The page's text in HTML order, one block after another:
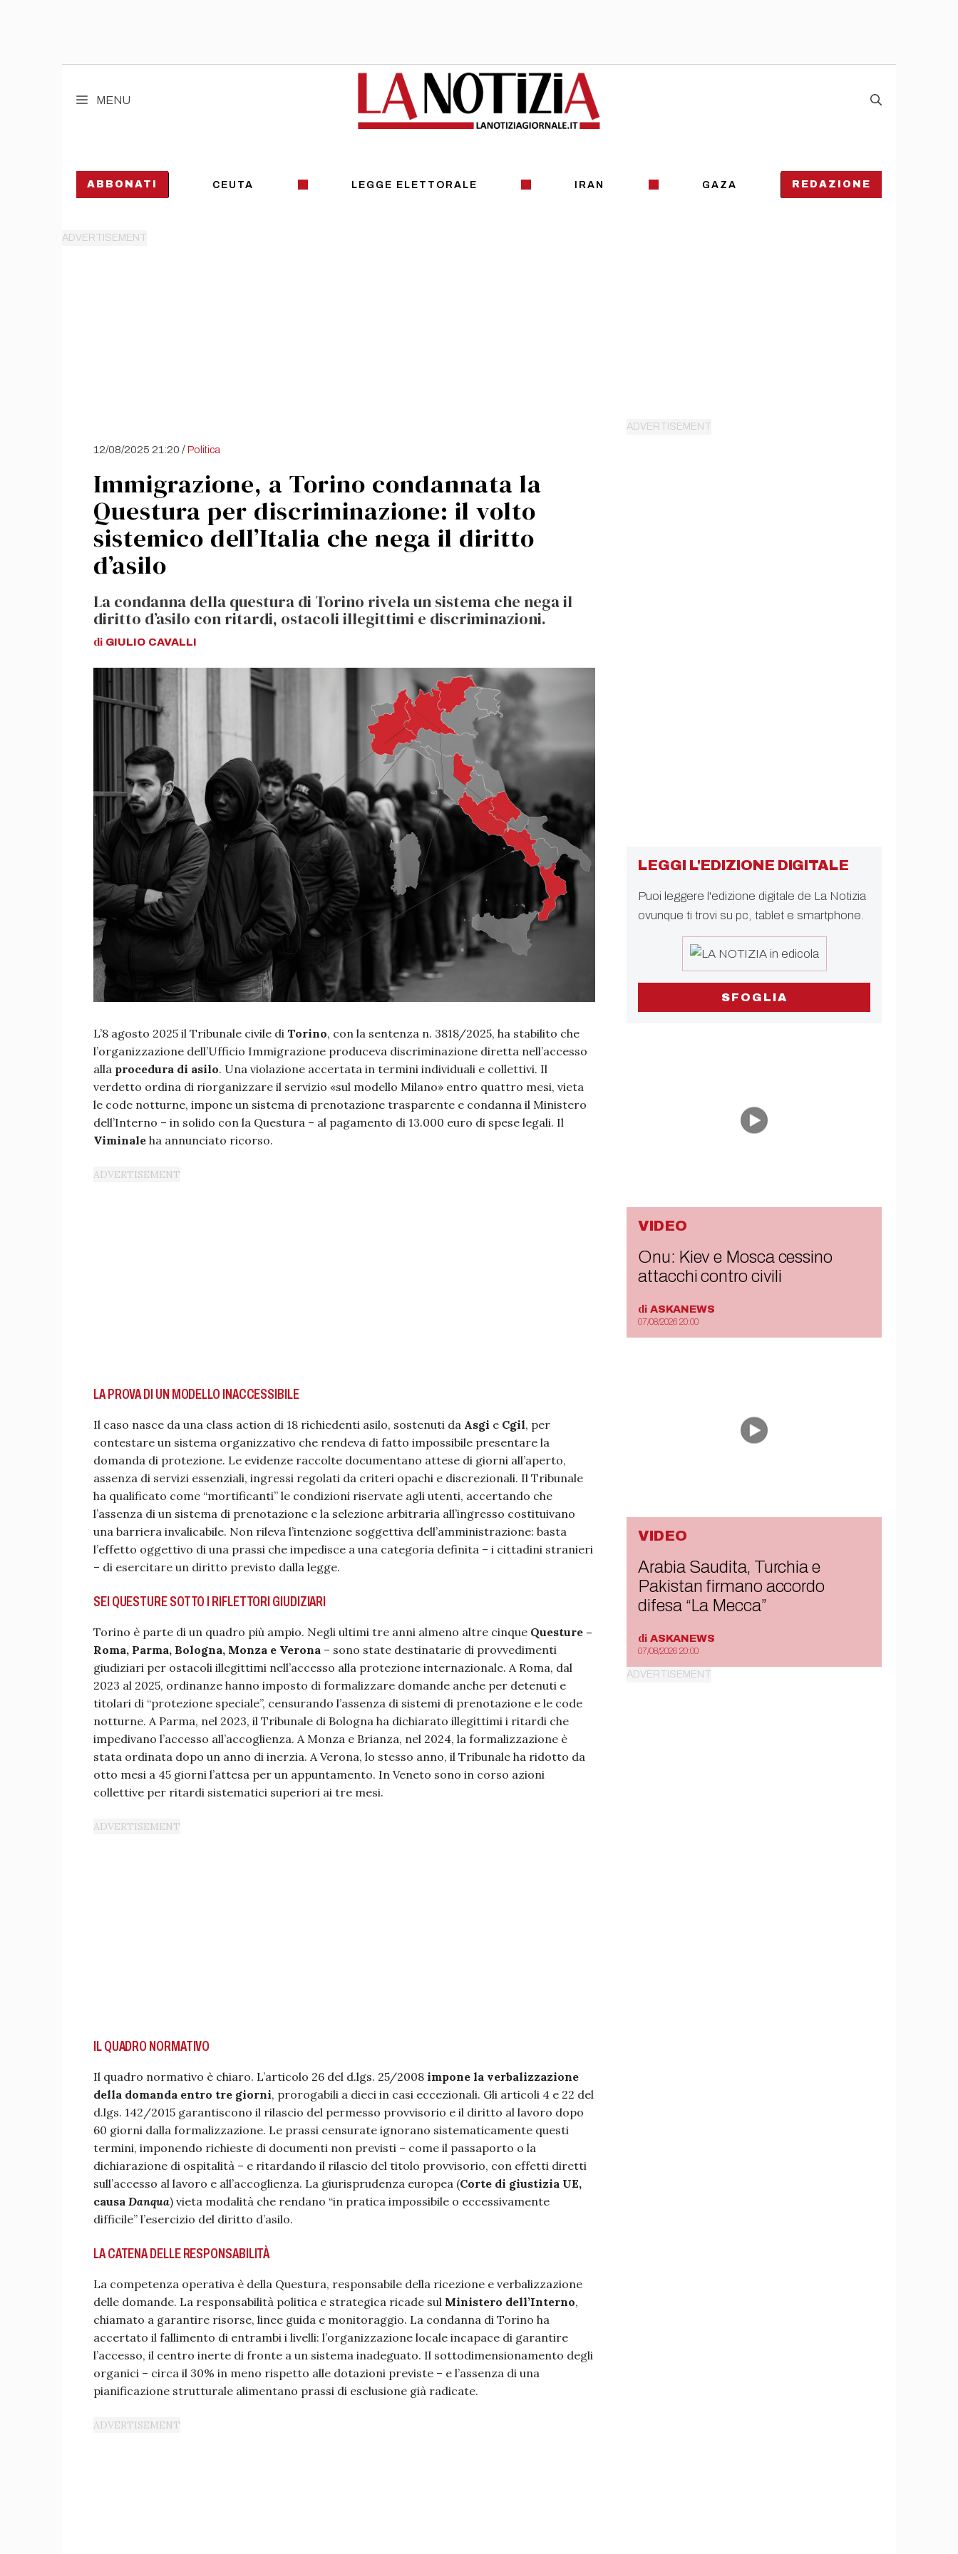
MENU
ABBONATI CEUTA LEGGE ELETTORALE IRAN GAZA REDAZIONE
12/08/2025 21:20 /Politica
Immigrazione, a Torino condannata la
Questura per discriminazione: il volto
sistemico dell’Italia che nega il diritto
d’asilo
La condanna della questura di Torino rivela un sistema che nega il
diritto d’asilo con ritardi, ostacoli illegittimi e discriminazioni.
di GIULIO CAVALLI
L’8 agosto 2025 il Tribunale civile di Torino, con la sentenza n. 3818/2025, ha stabilito che
l’organizzazione dell’Ufficio Immigrazione produceva discriminazione diretta nell’accesso
alla procedura di asilo. Una violazione accertata in termini individuali e collettivi. Il
verdetto ordina di riorganizzare il servizio «sul modello Milano» entro quattro mesi, vieta
le code notturne, impone un sistema di prenotazione trasparente e condanna il Ministero
dell’Interno – in solido con la Questura – al pagamento di 13.000 euro di spese legali. Il
Viminale ha annunciato ricorso.
LA PROVA DI UN MODELLO INACCESSIBILE
Il caso nasce da una class action di 18 richiedenti asilo, sostenuti da Asgi e Cgil, per
contestare un sistema organizzativo che rendeva di fatto impossibile presentare la
domanda di protezione. Le evidenze raccolte documentano attese di giorni all’aperto,
assenza di servizi essenziali, ingressi regolati da criteri opachi e discrezionali. Il Tribunale
ha qualificato come “mortificanti” le condizioni riservate agli utenti, accertando che
l’assenza di un sistema di prenotazione e la selezione arbitraria all’ingresso costituivano
una barriera invalicabile. Non rileva l’intenzione soggettiva dell’amministrazione: basta
l’effetto oggettivo di una prassi che impedisce a una categoria definita – i cittadini stranieri
– di esercitare un diritto previsto dalla legge.
SEI QUESTURE SOTTO I RIFLETTORI GIUDIZIARI
Torino è parte di un quadro più ampio. Negli ultimi tre anni almeno altre cinque Questure –
Roma, Parma, Bologna, Monza e Verona – sono state destinatarie di provvedimenti
giudiziari per ostacoli illegittimi nell’accesso alla protezione internazionale. A Roma, dal
2023 al 2025, ordinanze hanno imposto di formalizzare domande anche per detenuti e
titolari di “protezione speciale”, censurando l’assenza di sistemi di prenotazione e le code
notturne. A Parma, nel 2023, il Tribunale di Bologna ha dichiarato illegittimi i ritardi che
impedivano l’accesso all’accoglienza. A Monza e Brianza, nel 2024, la formalizzazione è
stata ordinata dopo un anno di inerzia. A Verona, lo stesso anno, il Tribunale ha ridotto da
otto mesi a 45 giorni l’attesa per un appuntamento. In Veneto sono in corso azioni
collettive per ritardi sistematici superiori ai tre mesi.
IL QUADRO NORMATIVO
Il quadro normativo è chiaro. L’articolo 26 del d.lgs. 25/2008 impone la verbalizzazione
della domanda entro tre giorni, prorogabili a dieci in casi eccezionali. Gli articoli 4 e 22 del
d.lgs. 142/2015 garantiscono il rilascio del permesso provvisorio e il diritto al lavoro dopo
60 giorni dalla formalizzazione. Le prassi censurate ignorano sistematicamente questi
termini, imponendo richieste di documenti non previsti – come il passaporto o la
dichiarazione di ospitalità – e ritardando il rilascio del titolo provvisorio, con effetti diretti
sull’accesso al lavoro e all’accoglienza. La giurisprudenza europea (Corte di giustizia UE,
causa Danqua) vieta modalità che rendano “in pratica impossibile o eccessivamente
difficile” l’esercizio del diritto d’asilo.
LA CATENA DELLE RESPONSABILITÀ
La competenza operativa è della Questura, responsabile della ricezione e verbalizzazione
delle domande. La responsabilità politica e strategica ricade sul Ministero dell’Interno,
chiamato a garantire risorse, linee guida e monitoraggio. La condanna di Torino ha
accertato il fallimento di entrambi i livelli: l’organizzazione locale incapace di garantire
l’accesso, il centro inerte di fronte a un sistema inadeguato. Il sottodimensionamento degli
organici – circa il 30% in meno rispetto alle dotazioni previste – e l’assenza di una
pianificazione strutturale alimentano prassi di esclusione già radicate.
LEGGI L'EDIZIONE DIGITALE
Puoi leggere l'edizione digitale de La Notizia
ovunque ti trovi su pc, tablet e smartphone.
SFOGLIA
VIDEO
Onu: Kiev e Mosca cessino
attacchi contro civili
di ASKANEWS
07/08/2026 20:00
VIDEO
Arabia Saudita, Turchia e
Pakistan firmano accordo
difesa “La Mecca”
di ASKANEWS
07/08/2026 20:00